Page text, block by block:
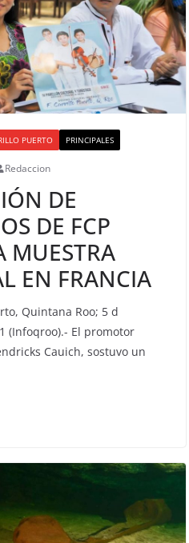
PUERTO PRINCIPALES
Redaccion
DE
DE FCP
MUESTRA
EN FRANCIA
Quintana Roo; 5 d
(Infoqroo).- El promotor
Cauich, sostuvo un